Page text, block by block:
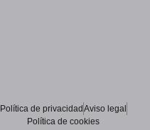
Política de privacidadAviso legal
Política de cookies